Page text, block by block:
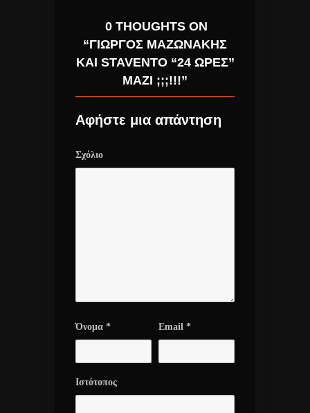
0 THOUGHTS ON
“ΓΙΏΡΓΟΣ ΜΑΖΩΝΆΚΗΣ
ΚΑΙ STAVENTO “24 ΏΡΕΣ”
ΜΑΖΊ ;;;!!!”
Αφήστε μια απάντηση
Σχόλιο
Όνομα * Email *
Ιστότοπος